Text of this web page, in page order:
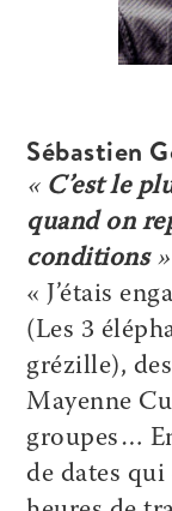
Sébastien
« C’est le
quand on
conditions»
« J’étais
(Les 3
grézille),
Mayenne
groupes…
de dates